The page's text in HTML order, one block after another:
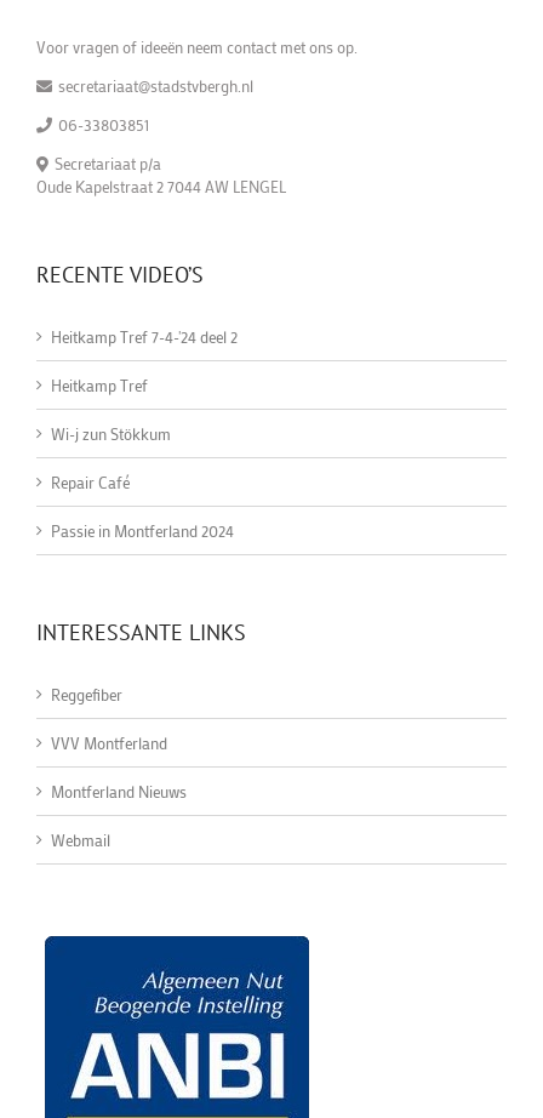
Voor vragen of ideeën neem contact met ons op.
secretariaat@stadstvbergh.nl
06-33803851
Secretariaat p/a
Oude Kapelstraat 2 7044 AW LENGEL
RECENTE VIDEO’S
Heitkamp Tref 7-4-'24 deel 2
Heitkamp Tref
Wi-j zun Stökkum
Repair Café
Passie in Montferland 2024
INTERESSANTE LINKS
Reggefiber
VVV Montferland
Montferland Nieuws
Webmail